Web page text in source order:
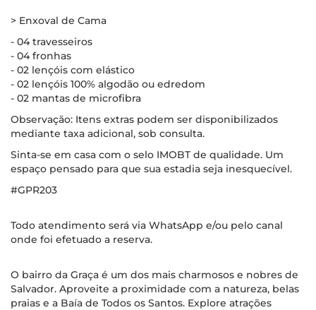
> Enxoval de Cama
- 04 travesseiros
- 04 fronhas
- 02 lençóis com elástico
- 02 lençóis 100% algodão ou edredom
- 02 mantas de microfibra
Observação: Itens extras podem ser disponibilizados
mediante taxa adicional, sob consulta.
Sinta-se em casa com o selo IMOBT de qualidade. Um
espaço pensado para que sua estadia seja inesquecível.
#GPR203
Todo atendimento será via WhatsApp e/ou pelo canal
onde foi efetuado a reserva.
O bairro da Graça é um dos mais charmosos e nobres de
Salvador. Aproveite a proximidade com a natureza, belas
praias e a Baía de Todos os Santos. Explore atrações